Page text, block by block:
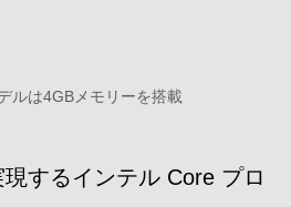
ルは4GBメモリーを搭載
するインテル Core プロ